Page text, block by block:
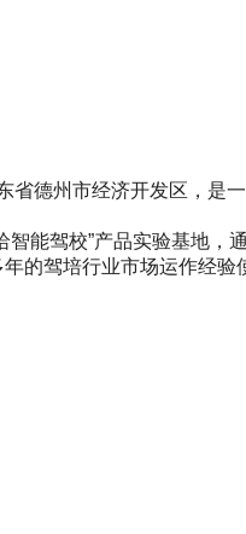
德州市经济开发区，
能驾校”产品实验基地
的驾培行业市场运作经